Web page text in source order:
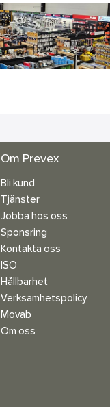
Om Prevex
Bli kund
Tjänster
Jobba hos oss
Sponsring
Kontakta oss
ISO
Hållbarhet
Verksamhetspolicy
Movab
Om oss